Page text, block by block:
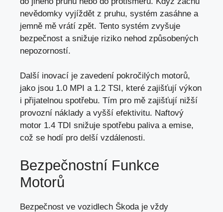
nevědomky vyjíždět z pruhu, systém zasáhne a
jemně mě vrátí zpět. Tento systém zvyšuje
bezpečnost a snižuje riziko nehod způsobených
nepozorností.
Další inovací je zavedení pokročilých motorů,
jako jsou 1.0 MPI a 1.2 TSI, které zajišťují výkon
i přijatelnou spotřebu. Tím pro mě zajišťují nižší
provozní náklady a vyšší efektivitu. Naftový
motor 1.4 TDI snižuje spotřebu paliva a emise,
což se hodí pro delší vzdálenosti.
Bezpečnostní Funkce
Motorů
Bezpečnost ve vozidlech Škoda je vždy